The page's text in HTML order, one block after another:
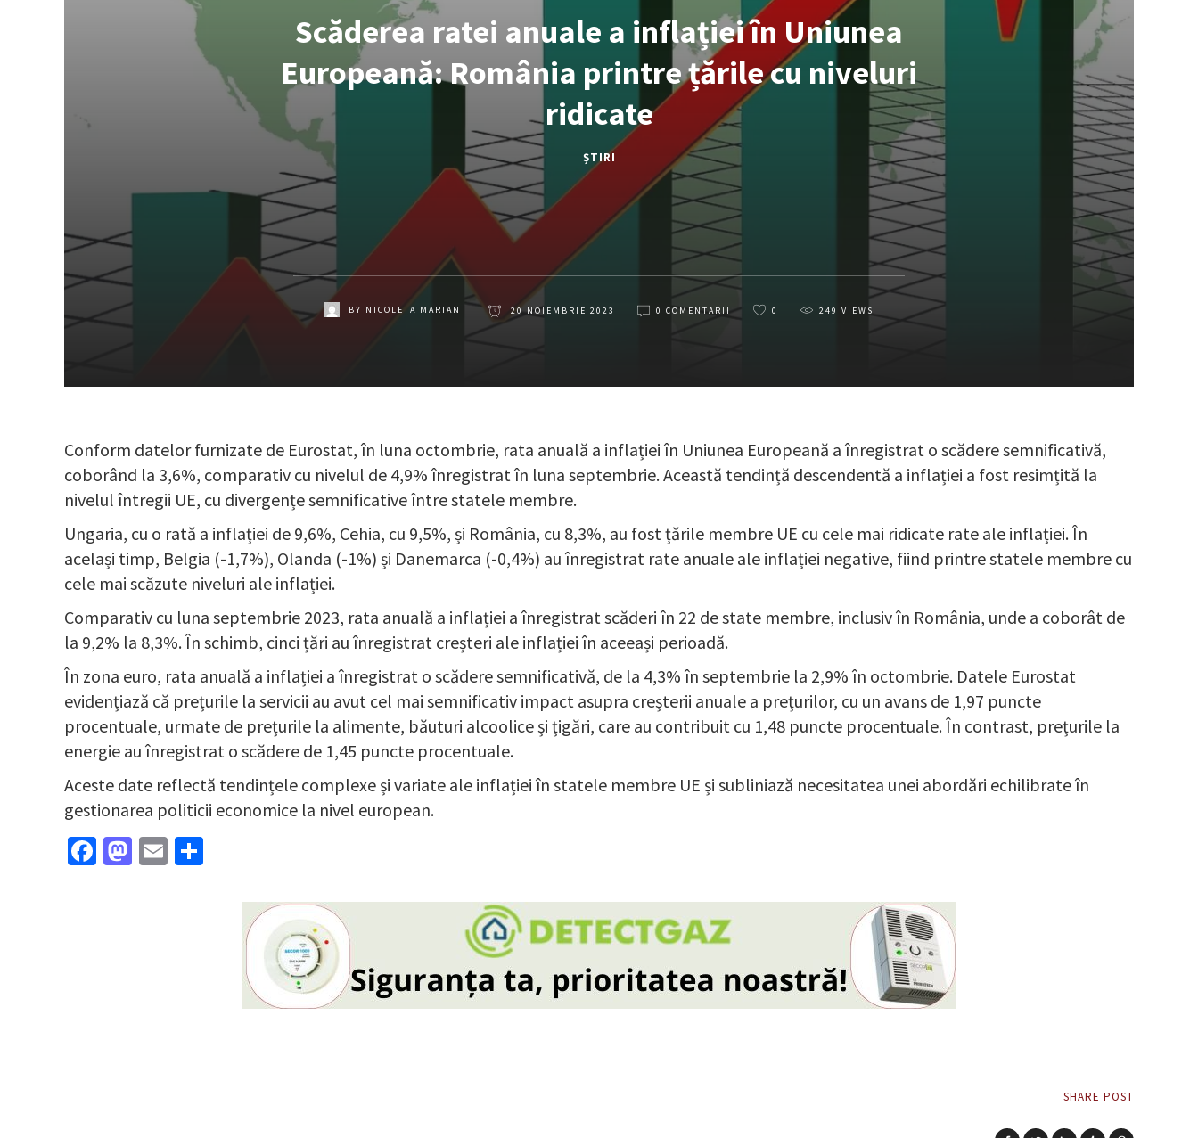
Scăderea ratei anuale a inflației în Uniunea
Europeană: România printre țările cu niveluri
ridicate
ȘTIRI
BY NICOLETA MARIAN 20 NOIEMBRIE 2023 0 COMENTARII 0 249 VIEWS
Conform datelor furnizate de Eurostat, în luna octombrie, rata anuală a inflației în Uniunea Europeană a înregistrat o scădere semnificativă,
coborând la 3,6%, comparativ cu nivelul de 4,9% înregistrat în luna septembrie. Această tendință descendentă a inflației a fost resimțită la
nivelul întregii UE, cu divergențe semnificative între statele membre.
Ungaria, cu o rată a inflației de 9,6%, Cehia, cu 9,5%, și România, cu 8,3%, au fost țările membre UE cu cele mai ridicate rate ale inflației. În
același timp, Belgia (-1,7%), Olanda (-1%) și Danemarca (-0,4%) au înregistrat rate anuale ale inflației negative, fiind printre statele membre cu
cele mai scăzute niveluri ale inflației.
Comparativ cu luna septembrie 2023, rata anuală a inflației a înregistrat scăderi în 22 de state membre, inclusiv în România, unde a coborât de
la 9,2% la 8,3%. În schimb, cinci țări au înregistrat creșteri ale inflației în aceeași perioadă.
În zona euro, rata anuală a inflației a înregistrat o scădere semnificativă, de la 4,3% în septembrie la 2,9% în octombrie. Datele Eurostat
evidențiază că prețurile la servicii au avut cel mai semnificativ impact asupra creșterii anuale a prețurilor, cu un avans de 1,97 puncte
procentuale, urmate de prețurile la alimente, băuturi alcoolice și țigări, care au contribuit cu 1,48 puncte procentuale. În contrast, prețurile la
energie au înregistrat o scădere de 1,45 puncte procentuale.
Aceste date reflectă tendințele complexe și variate ale inflației în statele membre UE și subliniază necesitatea unei abordări echilibrate în
gestionarea politicii economice la nivel european.
Facebook
Mastodon
Email
SHARE POST